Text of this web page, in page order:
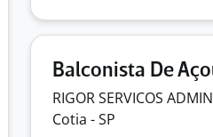
Balconista De
RIGOR SERVICOS
Cotia - SP